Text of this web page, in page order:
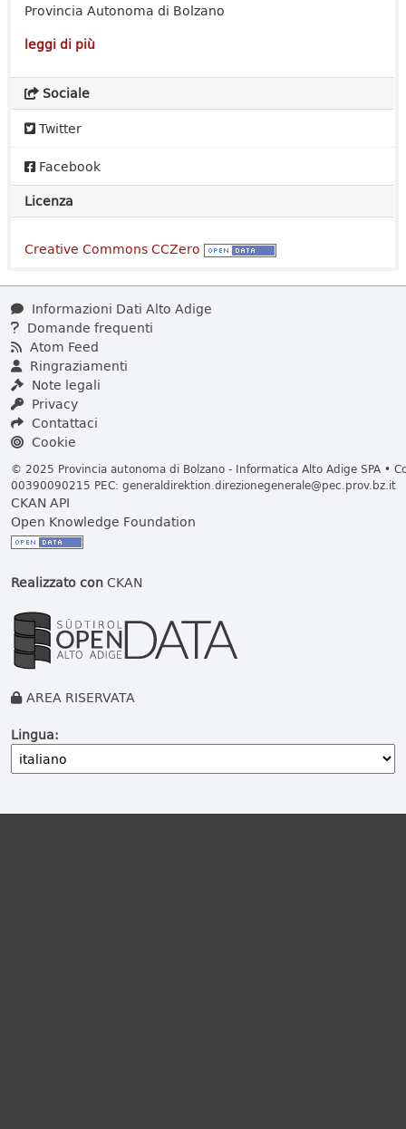
Provincia Autonoma di Bolzano
leggi di più
Sociale
Twitter
Facebook
Licenza
Creative Commons CCZero
Informazioni Dati Alto Adige
Domande frequenti
Atom Feed
Ringraziamenti
Note legali
Privacy
Contattaci
Cookie
© 2025 Provincia autonoma di Bolzano - Informatica Alto Adige SPA •
00390090215 PEC: generaldirektion.direzionegenerale@pec.prov.bz.it
CKAN API
Open Knowledge Foundation
Realizzato conCKAN
AREA RISERVATA
Lingua